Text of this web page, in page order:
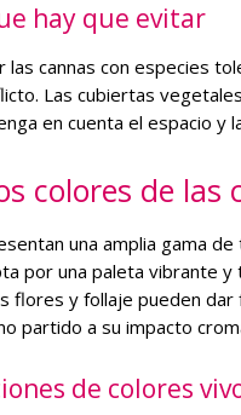
hay que evitar
las cannas con especies
Las cubiertas
en cuenta el espacio
colores de las
una amplia gama
por una paleta vibrante
flores y follaje pueden
partido a su impacto
de colores